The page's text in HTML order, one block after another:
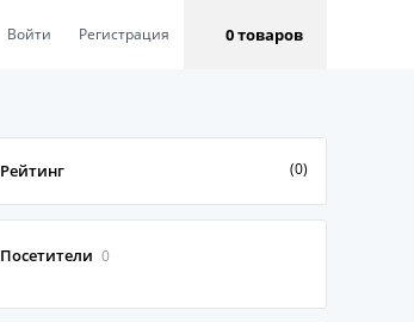
Войти Регистрация 0 товаров
Рейтинг (0)
Посетители 0